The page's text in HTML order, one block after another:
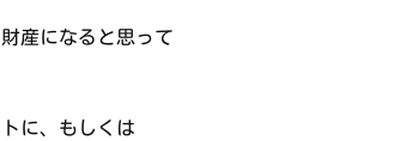
産になると思って
に、もしくは